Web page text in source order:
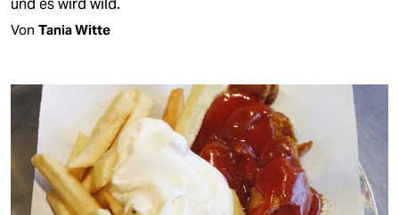
und es wird wild.
Von Tania Witte